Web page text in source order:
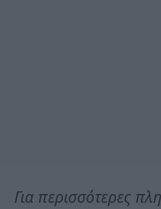
Για περισσότερες